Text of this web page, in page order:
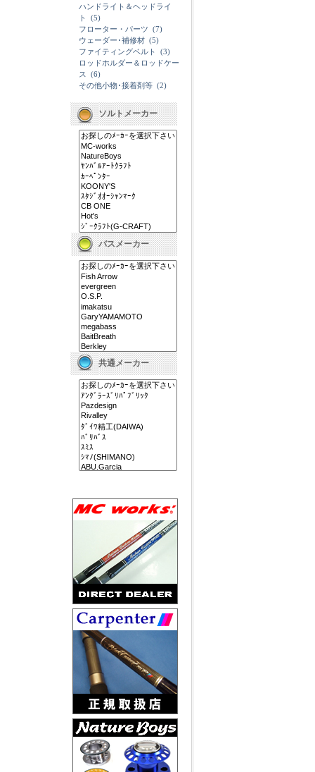
ハンドライト＆ヘッドライ
ト
(5)
フローター・パーツ (7)
ウェーダー･補修材 (5)
ファイティングベルト
(3)
ロッドホルダー＆ロッドケー
ス
(6)
その他小物･接着剤等 (2)
ソルトメーカー
バスメーカー
共通メーカー